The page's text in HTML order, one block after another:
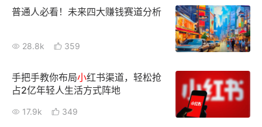
增长俱乐部
合作共进
入驻有赞
普通人必看！未来四大赚钱赛道分析
28.8k 359
手把手教你布局小红书渠道，轻松抢
占2亿年轻人生活方式阵地
17.9k 349